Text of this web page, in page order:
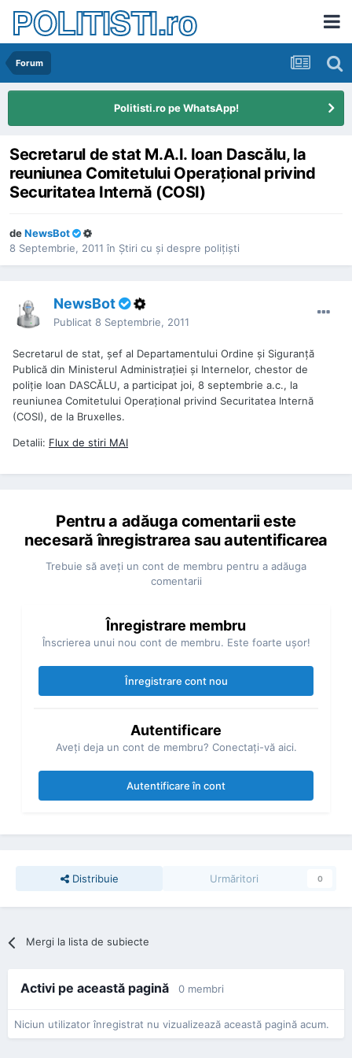
POLITISTI.ro
Forum
Politisti.ro pe WhatsApp!
Secretarul de stat M.A.I. Ioan Dascălu, la
reuniunea Comitetului Operaţional privind
Securitatea Internă (COSI)
deNewsBot
8 Septembrie, 2011 în Ştiri cu şi despre poliţişti
NewsBot
Publicat 8 Septembrie, 2011
Secretarul de stat, şef al Departamentului Ordine şi Siguranţă
Publică din Ministerul Administraţiei şi Internelor, chestor de
poliţie Ioan DASCĂLU, a participat joi, 8 septembrie a.c., la
reuniunea Comitetului Operaţional privind Securitatea Internă
(COSI), de la Bruxelles.
Detalii: Flux de stiri MAI
Pentru a adăuga comentarii este
necesară înregistrarea sau autentificarea
Trebuie să aveţi un cont de membru pentru a adăuga
comentarii
Înregistrare membru
Înscrierea unui nou cont de membru. Este foarte uşor!
Înregistrare cont nou
Autentificare
Aveţi deja un cont de membru? Conectaţi-vă aici.
Autentificare în cont
Distribuie Urmăritori 0
Mergi la lista de subiecte
Activi pe această pagină 0 membri
Niciun utilizator înregistrat nu vizualizează această pagină acum.